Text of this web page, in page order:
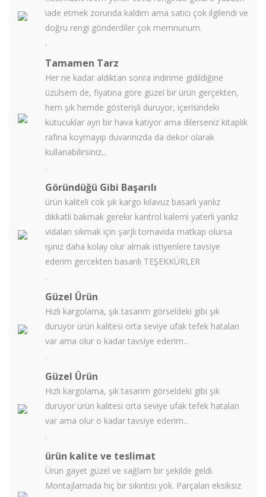
iade etmek zorunda kaldım ama satıcı çok ilgilendi ve
doğru rengi gönderdiler çok memnunum.
.
Tamamen Tarz
Her ne kadar aldıktan sonra indirime gidildiğine
üzülsem de, fiyatına göre güzel bir ürün gerçekten,
hem şık hemde gösterişli duruyor, içerisindeki
kutucuklar ayrı bir hava katıyor ama dilerseniz kitaplık
rafına koymayıp duvarınızda da dekor olarak
kullanabilirsiniz...
.
Göründüğü Gibi Başarılı
ürün kaliteli cok şık kargo kılavuz basarlı yanlız
dıkkatli bakmak gerekır kantrol kalemi yaterli yanlız
vidaları sıkmak için şarjlı tornavida matkap olursa
işiniz daha kolay olur almak istiyenlere tavsiye
ederim gercekten basarılı TEŞEKKÜRLER
.
Güzel Ürün
Hızlı kargolama, şık tasarım görseldeki gibi şık
duruyor ürün kalitesi orta seviye ufak tefek hataları
var ama olur o kadar tavsiye ederim...
.
Güzel Ürün
Hızlı kargolama, şık tasarım görseldeki gibi şık
duruyor ürün kalitesi orta seviye ufak tefek hataları
var ama olur o kadar tavsiye ederim...
.
ürün kalite ve teslimat
Ürün gayet güzel ve sağlam bir şekilde geldi.
Montajlamada hiç bir sıkıntısı yok. Parçaları eksiksiz